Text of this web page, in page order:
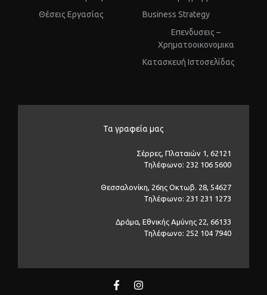
Θέσεις Εργασίας
Business Strategy
Επενδυσεις –
Χρηματοοικονομικα
Kατασκευή Ιστοσελίδας
Τα γραφεία μας
Σέρρες, Πλαταιών 1, 62121
Τηλέφωνο: 232 106 5600
Θεσσαλονίκη, 26ης Οκτωβ. 28, 54627
Τηλέφωνο: 231 231 1273
Δράμα, Εθνικής Αμύνης 22, 66133
Τηλέφωνο: 252 104 7940